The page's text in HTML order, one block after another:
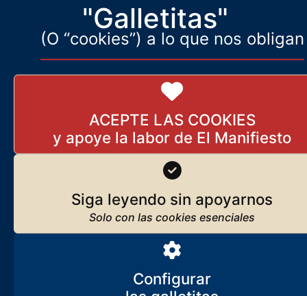
"Galletitas"
(O “cookies”) a lo que nos obligan
ACEPTE LAS COOKIES
Siga leyendo sin apoyarnos
Configurar